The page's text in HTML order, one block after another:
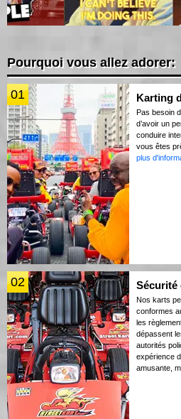
Pourquoi vous allez adorer:
01 Karting
Pas besoin
d’avoir un
conduire
vous êtes
plus
02 Sécurité
Nos karts
conformes
les
dépassent
autorités
expérience
amusante,